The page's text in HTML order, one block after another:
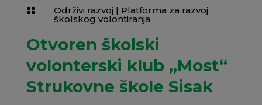
 Održivi razvoj | Platforma za razvoj
školskog volontiranja
Otvoren školski
volonterski klub „Most“
Strukovne škole Sisak